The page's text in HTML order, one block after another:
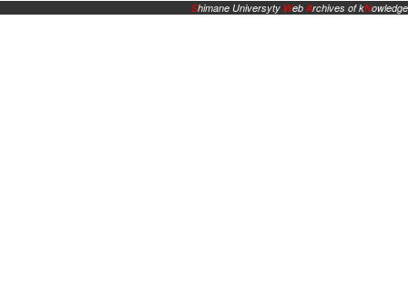
Shimane Universyty WebArchives of kNowledge